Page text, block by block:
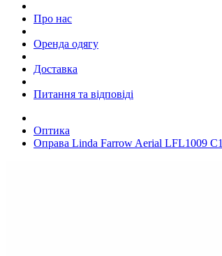
Про нас
Оренда одягу
Доставка
Питання та відповіді
Оптика
Оправа Linda Farrow Aerial LFL1009 C1